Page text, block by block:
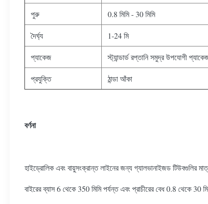
পুরু 0.8 মিমি - 30 মিমি
দৈর্ঘ্য 1-24 মি
প্যাকেজ স্ট্যান্ডার্ড রপ্তানি সমুদ্র উপযোগী
প্রযুক্তি ঠান্ডা আঁকা
বর্ণনা
হাইড্রোলিক এবং বায়ুসংক্রান্ত লাইনের জন্য গ্যালভানাইজড টিউবগুলির
বাইরের ব্যাস 6 থেকে 350 মিমি পর্যন্ত এবং প্রাচীরের বেধ 0.8